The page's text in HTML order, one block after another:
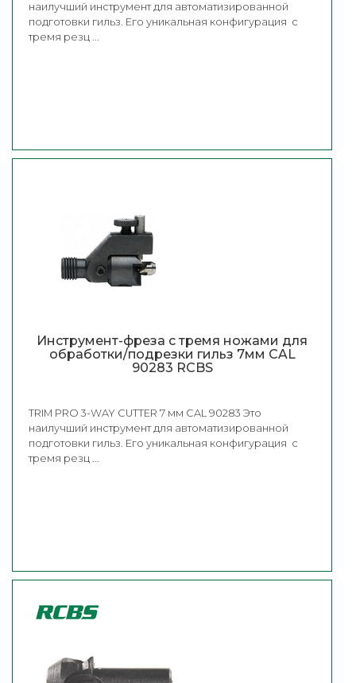
наилучший инструмент для автоматизированной
подготовки гильз. Его уникальная конфигурация с
тремя резц ...
Инструмент-фреза с тремя ножами для
обработки/подрезки гильз 7мм CAL
90283 RCBS
TRIM PRO 3-WAY CUTTER 7 мм CAL 90283 Это
наилучший инструмент для автоматизированной
подготовки гильз. Его уникальная конфигурация с
тремя резц ...